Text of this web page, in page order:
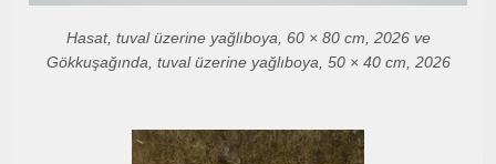
Hasat, tuval üzerine yağlıboya, 60 × 80 cm, 2026 ve
Gökkuşağında, tuval üzerine yağlıboya, 50 × 40 cm, 2026